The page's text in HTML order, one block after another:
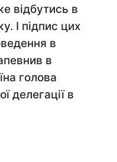
відбутись в
І підпис цих
в
в
голова
делегації в